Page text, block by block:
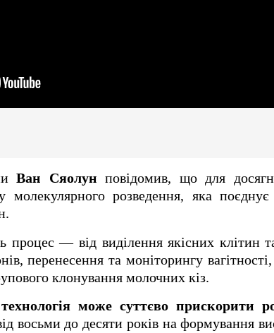
Ван Сяолун повідомив, що для
молекулярного розведення, яка
процес — від виділення якісних клітин
перенесення та моніторингу
клонування молочних кіз.
може суттєво прискорити
восьми до десяти років на формування